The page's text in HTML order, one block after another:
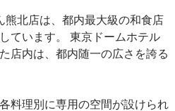
熊北店は、都内最大級の和食店
ています。 東京ドームホテル
店内は、都内随一の広さを誇る
料理別に専用の空間が設けられ